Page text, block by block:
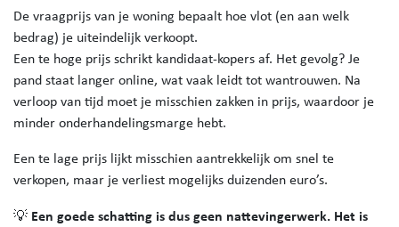
De vraagprijs van je woning bepaalt hoe vlot (en aan welk
bedrag) je uiteindelijk verkoopt.
Een te hoge prijs schrikt kandidaat-kopers af. Het gevolg? Je
pand staat langer online, wat vaak leidt tot wantrouwen. Na
verloop van tijd moet je misschien zakken in prijs, waardoor je
minder onderhandelingsmarge hebt.
Een te lage prijs lijkt misschien aantrekkelijk om snel te
verkopen, maar je verliest mogelijks duizenden euro’s.
💡 Een goede schatting is dus geen nattevingerwerk. Het is